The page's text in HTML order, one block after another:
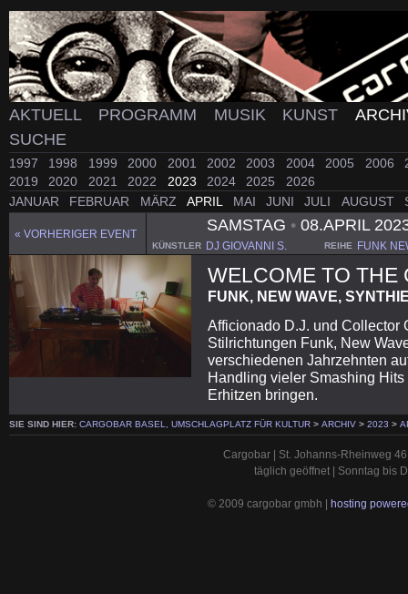
AKTUELL PROGRAMM MUSIK KUNST
SUCHE
1997 1998 1999 2000 2001 2002 2003 2004 2005 2006
2019
2020 2021 2022 2023 2024 2025
2026
JANUAR
FEBRUAR MÄRZ APRIL MAI JUNI JULI AUGUST
« VORHERIGER EVENT
SAMSTAG •08.APRIL
KÜNSTLER DJ GIOVANNI S. REIHE FUNK
WELCOME TO THE
FUNK, NEW WAVE,
Afficionado D.J. und Collector
Stilrichtungen Funk, New
verschiedenen Jahrzehnten
Handling vieler Smashing
Erhitzen bringen.
SIE SIND HIER: CARGOBAR BASEL, UMSCHLAGPLATZ FÜR KULTUR > ARCHIV > 2023 >
Cargobar | St. Johanns-Rheinweg
täglich geöffnet | Sonntag bis
© 2009 cargobar gmbh | hosting